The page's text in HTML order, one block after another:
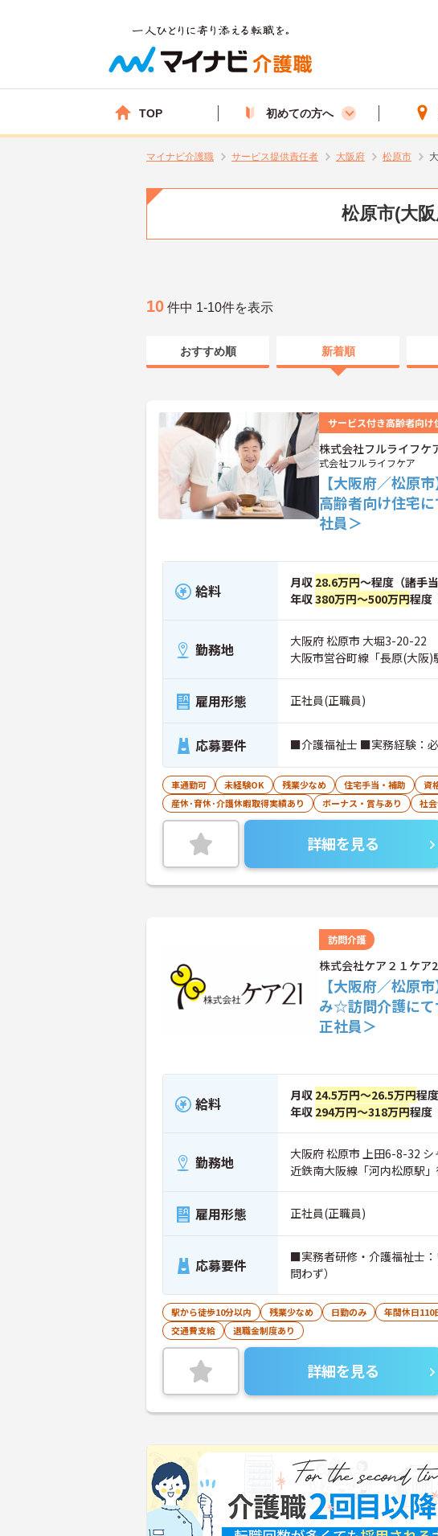
TOP 初めての方へ
マイナビ介護職 サービス提供責任者 大阪府 松原市
松原市(大
10 件中 1-10件を表示
おすすめ順 新着順
サービス付き高齢者向け
株式会社フルライフケ
式会社フルライフケア
【大阪府／松原
高齢者向け住宅
社員＞
給料 月収 28.6万円～程度（諸手当
年収380万円～500万円程度
勤務地
大阪府 松原市 大堀3-20-22
大阪市営谷町線「長原(大阪)
雇用形態 正社員(正職員)
応募要件 ■介護福祉士 ■実務経験：
車通勤可 未経験OK 残業少なめ 住宅手当・補助 資
産休･育休･介護休暇取得実績あり
ボーナス・賞与あり 社
詳細を見る
訪問介護
株式会社ケア２１ケア
【大阪府／松原
み☆訪問介護に
正社員＞
給料 月収 24.5万円～26.5万円程
年収 294万円～318万円程度
勤務地
大阪府 松原市 上田6-8-32
近鉄南大阪線「河内松原駅
雇用形態 正社員(正職員)
応募要件
■実務者研修・介護福祉士
問わず）
駅から徒歩10分以内 残業少なめ 日勤のみ 年間休日110
交通費支給
退職金制度あり
詳細を見る